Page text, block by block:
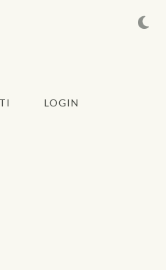
LOGIN